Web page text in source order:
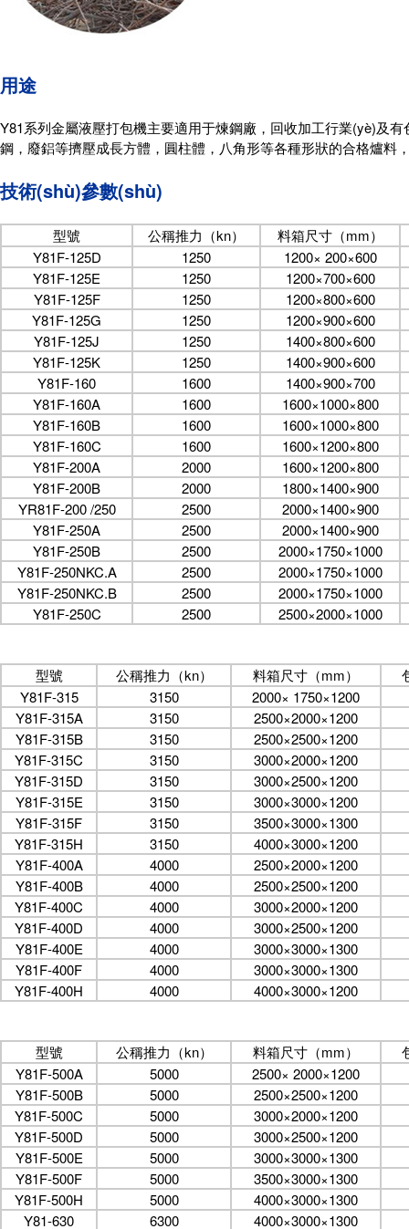
用途
Y81系列金屬液壓打包機主要適用于煉鋼廠，回收加工行業(yè)及有色
鋼，廢鋁等擠壓成長方體，圓柱體，八角形等各種形狀的合格爐
技術(shù)參數(shù)
型號 公稱推力（kn）
料箱尺寸（mm）
Y81F-125D
1250
1200× 200×600
Y81F-125E
1250
1200×700×600
Y81F-125F
1250
1200×800×600
Y81F-125G
1250
1200×900×600
Y81F-125J
1250
1400×800×600
Y81F-125K
1250
1400×900×600
Y81F-160
1600
1400×900×700
Y81F-160A
1600
1600×1000×800
Y81F-160B
1600
1600×1000×800
Y81F-160C
1600
1600×1200×800
Y81F-200A
2000
1600×1200×800
Y81F-200B
2000
1800×1400×900
YR81F-200 /250
2500
2000×1400×900
Y81F-250A
2500
2000×1400×900
Y81F-250B
2500
2000×1750×1000
Y81F-250NKC.A
2500
2000×1750×1000
Y81F-250NKC.B
2500
2000×1750×1000
Y81F-250C
2500 2500×2000×1000
型號 公稱推力（kn） 料箱尺寸（mm）
Y81F-315
3150
2000× 1750×1200
Y81F-315A
3150
2500×2000×1200
Y81F-315B
3150
2500×2500×1200
Y81F-315C
3150
3000×2000×1200
Y81F-315D
3150
3000×2500×1200
Y81F-315E
3150
3000×3000×1200
Y81F-315F
3150
3500×3000×1300
Y81F-315H
3150
4000×3000×1200
Y81F-400A
4000
2500×2000×1200
Y81F-400B
4000
2500×2500×1200
Y81F-400C
4000
3000×2000×1200
Y81F-400D
4000
3000×2500×1200
Y81F-400E
4000
3000×3000×1300
Y81F-400F
4000
3000×3000×1300
Y81F-400H
4000 4000×3000×1200
型號 公稱推力（kn） 料箱尺寸（mm）
Y81F-500A
5000
2500× 2000×1200
Y81F-500B
5000
2500×2500×1200
Y81F-500C
5000
3000×2000×1200
Y81F-500D
5000
3000×2500×1200
Y81F-500E
5000
3000×3000×1300
Y81F-500F
5000
3500×3000×1300
Y81F-500H
5000
4000×3000×1300
Y81-630
6300
4000×3000×1300